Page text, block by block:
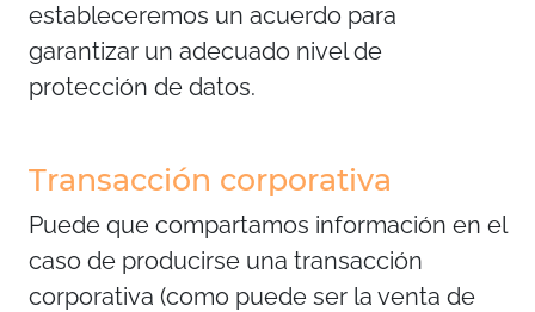
estableceremos un acuerdo para
garantizar un adecuado nivel de
protección de datos.
Transacción corporativa
Puede que compartamos información en el
caso de producirse una transacción
corporativa (como puede ser la venta de